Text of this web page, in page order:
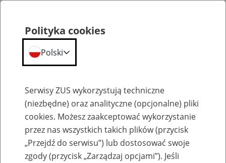
Przepraszamy,
podana strona nie została znaleziona.
Błąd 404
Polityka cookies
Polski
Serwisy ZUS wykorzystują techniczne
(niezbędne) oraz analityczne (opcjonalne) pliki
cookies. Możesz zaakceptować wykorzystanie
przez nas wszystkich takich plików (przycisk
„Przejdź do serwisu”) lub dostosować swoje
zgody (przycisk „Zarządzaj opcjami”). Jeśli